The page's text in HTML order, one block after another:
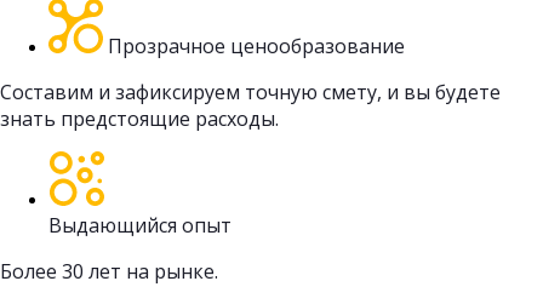
Прозрачное ценообразование
Составим и зафиксируем точную смету, и вы будете
знать предстоящие расходы.
Выдающийся опыт
Более 30 лет на рынке.